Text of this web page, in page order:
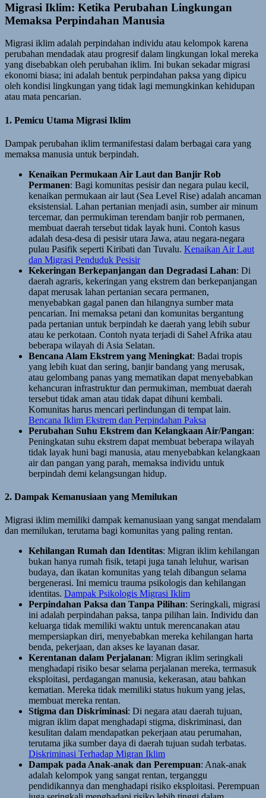
Migrasi Iklim: Ketika Perubahan Lingkungan
Memaksa Perpindahan Manusia
Migrasi iklim adalah perpindahan individu atau kelompok karena
perubahan mendadak atau progresif dalam lingkungan lokal mereka
yang disebabkan oleh perubahan iklim. Ini bukan sekadar migrasi
ekonomi biasa; ini adalah bentuk perpindahan paksa yang dipicu
oleh kondisi lingkungan yang tidak lagi memungkinkan kehidupan
atau mata pencarian.
1. Pemicu Utama Migrasi Iklim
Dampak perubahan iklim termanifestasi dalam berbagai cara yang
memaksa manusia untuk berpindah.
Kenaikan Permukaan Air Laut dan Banjir Rob
Permanen: Bagi komunitas pesisir dan negara pulau kecil,
kenaikan permukaan air laut (Sea Level Rise) adalah ancaman
eksistensial. Lahan pertanian menjadi asin, sumber air minum
tercemar, dan permukiman terendam banjir rob permanen,
membuat daerah tersebut tidak layak huni. Contoh kasus
adalah desa-desa di pesisir utara Jawa, atau negara-negara
pulau Pasifik seperti Kiribati dan Tuvalu. Kenaikan Air Laut
dan Migrasi Penduduk Pesisir
Kekeringan Berkepanjangan dan Degradasi Lahan: Di
daerah agraris, kekeringan yang ekstrem dan berkepanjangan
dapat merusak lahan pertanian secara permanen,
menyebabkan gagal panen dan hilangnya sumber mata
pencarian. Ini memaksa petani dan komunitas bergantung
pada pertanian untuk berpindah ke daerah yang lebih subur
atau ke perkotaan. Contoh nyata terjadi di Sahel Afrika atau
beberapa wilayah di Asia Selatan.
Bencana Alam Ekstrem yang Meningkat: Badai tropis
yang lebih kuat dan sering, banjir bandang yang merusak,
atau gelombang panas yang mematikan dapat menyebabkan
kehancuran infrastruktur dan permukiman, membuat daerah
tersebut tidak aman atau tidak dapat dihuni kembali.
Komunitas harus mencari perlindungan di tempat lain.
Bencana Iklim Ekstrem dan Perpindahan Paksa
Perubahan Suhu Ekstrem dan Kelangkaan Air/Pangan:
Peningkatan suhu ekstrem dapat membuat beberapa wilayah
tidak layak huni bagi manusia, atau menyebabkan kelangkaan
air dan pangan yang parah, memaksa individu untuk
berpindah demi kelangsungan hidup.
2. Dampak Kemanusiaan yang Memilukan
Migrasi iklim memiliki dampak kemanusiaan yang sangat mendalam
dan memilukan, terutama bagi komunitas yang paling rentan.
Kehilangan Rumah dan Identitas: Migran iklim kehilangan
bukan hanya rumah fisik, tetapi juga tanah leluhur, warisan
budaya, dan ikatan komunitas yang telah dibangun selama
bergenerasi. Ini memicu trauma psikologis dan kehilangan
identitas. Dampak Psikologis Migrasi Iklim
Perpindahan Paksa dan Tanpa Pilihan: Seringkali, migrasi
ini adalah perpindahan paksa, tanpa pilihan lain. Individu dan
keluarga tidak memiliki waktu untuk merencanakan atau
mempersiapkan diri, menyebabkan mereka kehilangan harta
benda, pekerjaan, dan akses ke layanan dasar.
Kerentanan dalam Perjalanan: Migran iklim seringkali
menghadapi risiko besar selama perjalanan mereka, termasuk
eksploitasi, perdagangan manusia, kekerasan, atau bahkan
kematian. Mereka tidak memiliki status hukum yang jelas,
membuat mereka rentan.
Stigma dan Diskriminasi: Di negara atau daerah tujuan,
migran iklim dapat menghadapi stigma, diskriminasi, dan
kesulitan dalam mendapatkan pekerjaan atau perumahan,
terutama jika sumber daya di daerah tujuan sudah terbatas.
Diskriminasi Terhadap Migran Iklim
Dampak pada Anak-anak dan Perempuan: Anak-anak
adalah kelompok yang sangat rentan, terganggu
pendidikannya dan menghadapi risiko eksploitasi. Perempuan